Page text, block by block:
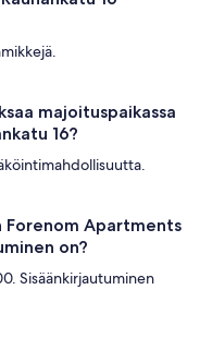
majoituspaikassa
16?
Forenom Apartments
on?
Sisäänkirjautuminen